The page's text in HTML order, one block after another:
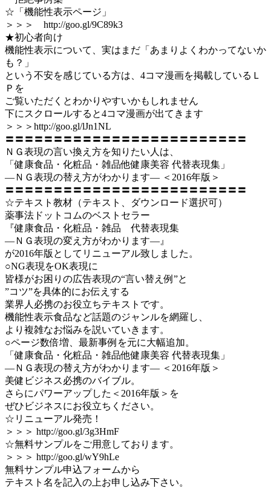
☆「機能性表示ページ」
＞＞＞ http://goo.gl/9C89k3
★初心者向け
機能性表示について、実はまだ「あまりよくわかってないか
も？」
という不安を感じている方は、4コマ漫画を掲載しているＬ
Ｐを
ご覧いただくとわかりやすいかもしれません
下にスクロールすると4コマ漫画が出てきます
＞＞＞http://goo.gl/lJn1NL
〓〓〓〓〓〓〓〓〓〓〓〓〓〓〓〓〓〓〓〓〓〓〓〓〓
ＮＧ表現の言い換え方を知りたい人は、
「健康食品・化粧品・雑品他健康美容 代替表現集」
―ＮＧ表現の替え方がわかります― ＜2016年版＞
〓〓〓〓〓〓〓〓〓〓〓〓〓〓〓〓〓〓〓〓〓〓〓〓〓
☆テキスト教材（テキスト、ダウンロード選択可）
薬事法ドットコムのベストセラー
『健康食品・化粧品・雑品 代替表現集
―ＮＧ表現の変え方がわかります―』
が2016年版としてリニューアル致しました。
○NG表現をOK表現に
皆様がお困りの広告表現の“言い替え例”と
”コツ”を具体的にお伝えする
業界人必携のお役立ちテキストです。
機能性表示食品など話題のジャンルを網羅し、
より複雑なお悩みを説いていきます。
○ページ数倍増、最新事例を元に大幅追加。
「健康食品・化粧品・雑品他健康美容 代替表現集」
―ＮＧ表現の替え方がわかります― ＜2016年版＞
美健ビジネス必携のバイブル。
さらにパワーアップした＜2016年版＞を
ぜひビジネスにお役立ちください。
☆リニューアル発売！
＞＞＞ http://goo.gl/3g3HmF
☆無料サンプルをご用意しております。
＞＞＞ http://goo.gl/wY9hLe
無料サンプル申込フォームから
テキスト名を記入の上お申し込み下さい。